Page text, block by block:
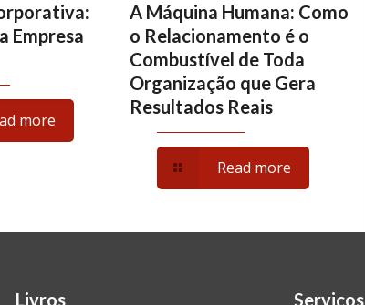
Empresa
more
A Máquina Humana: Como
o Relacionamento é o
Combustível de Toda
Organização que Gera
Resultados Reais
Read more
Livros Serviços